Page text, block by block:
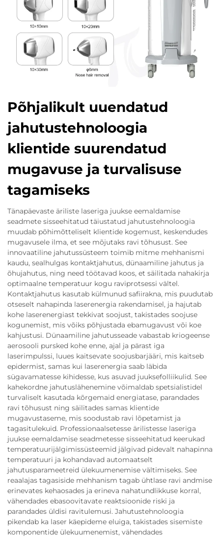
Põhjalikult uuendatud
jahutustehnoloogia
klientide suurendatud
mugavuse ja turvalisuse
tagamiseks
Tänapäevaste äriliste laseriga juukse eemaldamise
seadmete sisseehitatud täiustatud jahutustehnoloogia
muudab põhimõtteliselt klientide kogemust, keskendudes
mugavusele ilma, et see mõjutaks ravi tõhusust. See
innovaatiline jahutussüsteem toimib mitme mehhanismi
kaudu, sealhulgas kontaktjahutus, dünaamiline jahutus ja
õhujahutus, ning need töötavad koos, et säilitada nahakirja
optimaalne temperatuur kogu raviprotsessi vältel.
Kontaktjahutus kasutab külmunud safiirakna, mis puudutab
otseselt nahapinda laserenergia rakendamisel, ja hajutab
kohe laserenergiast tekkivat soojust, takistades soojuse
kogunemist, mis võiks põhjustada ebamugavust või koe
kahjustusi. Dünaamiline jahutusseade vabastab kriogeense
aerosooli pursked kohe enne, ajal ja pärast iga
laserimpulssi, luues kaitsevate soojusbarjääri, mis kaitseb
epidermist, samas kui laserenergia saab läbida
sügavamatesse kihidesse, kus asuvad juuksefolliikulid. See
kahekordne jahutuslähenemine võimaldab spetsialistidel
turvaliselt kasutada kõrgemaid energiatase, parandades
ravi tõhusust ning säilitades samas klientide
mugavustaseme, mis soodustab ravi lõpetamist ja
tagasitulekuid. Professionaalsetesse ärilistesse laseriga
juukse eemaldamise seadmetesse sisseehitatud keerukad
temperatuurijälgimissüsteemid jälgivad pidevalt nahapinna
temperatuuri ja kohandavad automaatselt
jahutusparameetreid ülekuumenemise vältimiseks. See
reaalajas tagasiside mehhanism tagab ühtlase ravi andmise
erinevates kehaosades ja erineva nahatundlikkuse korral,
vähendades ebasoovitavate reaktsioonide riski ja
parandades üldisi ravitulemusi. Jahutustehnoloogia
pikendab ka laser käepideme eluiga, takistades sisemiste
komponentide ülekuumenemist, vähendades